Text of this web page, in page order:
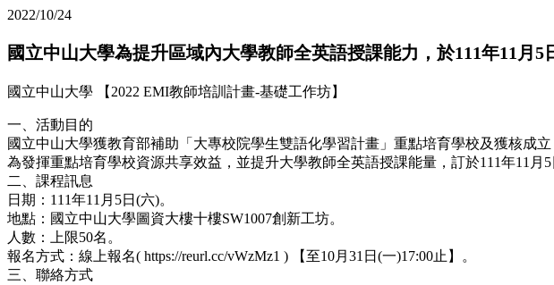
2022/10/24
國立中山大學為提升區域內大學教師全英語授課能力，於111年11
國立中山大學 【2022 EMI教師培訓計畫-基礎工作坊】
一、活動目的
國立中山大學獲教育部補助「大專校院學生雙語化學習計畫」重點培育學校及獲核成
為發揮重點培育學校資源共享效益，並提升大學教師全英語授課能量，訂於111年11月
二、課程訊息
日期：111年11月5日(六)。
地點：國立中山大學圖資大樓十樓SW1007創新工坊。
人數：上限50名。
報名方式：線上報名( https://reurl.cc/vWzMz1 ) 【至10月31日(一)17:00止】。
三、聯絡方式